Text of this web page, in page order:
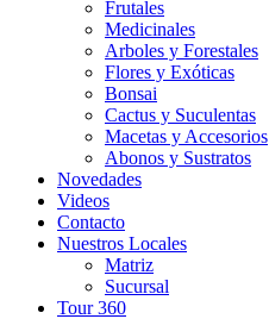
Frutales
Medicinales
Arboles y Forestales
Flores y Exóticas
Bonsai
Cactus y Suculentas
Macetas y Accesorios
Abonos y Sustratos
Novedades
Videos
Contacto
Nuestros Locales
Matriz
Sucursal
Tour 360